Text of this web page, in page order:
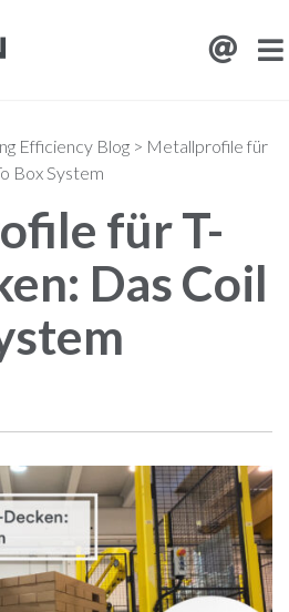
Efficiency Blog > Metallprofile für
Box System
für T-
Das Coil